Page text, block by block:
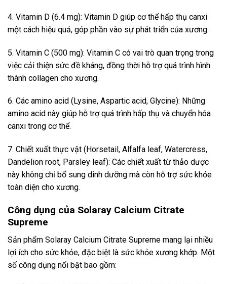
4. Vitamin D (6.4 mg): Vitamin D giúp cơ thể hấp thụ canxi
một cách hiệu quả, góp phần vào sự phát triển của xương.
5. Vitamin C (500 mg): Vitamin C có vai trò quan trọng trong
việc cải thiện sức đề kháng, đồng thời hỗ trợ quá trình hình
thành collagen cho xương.
6. Các amino acid (Lysine, Aspartic acid, Glycine): Những
amino acid này giúp hỗ trợ quá trình hấp thụ và chuyển hóa
canxi trong cơ thể.
7. Chiết xuất thực vật (Horsetail, Alfalfa leaf, Watercress,
Dandelion root, Parsley leaf): Các chiết xuất từ thảo dược
này không chỉ bổ sung dinh dưỡng mà còn hỗ trợ sức khỏe
toàn diện cho xương.
Công dụng của Solaray Calcium Citrate
Supreme
Sản phẩm Solaray Calcium Citrate Supreme mang lại nhiều
lợi ích cho sức khỏe, đặc biệt là sức khỏe xương khớp. Một
số công dụng nổi bật bao gồm: